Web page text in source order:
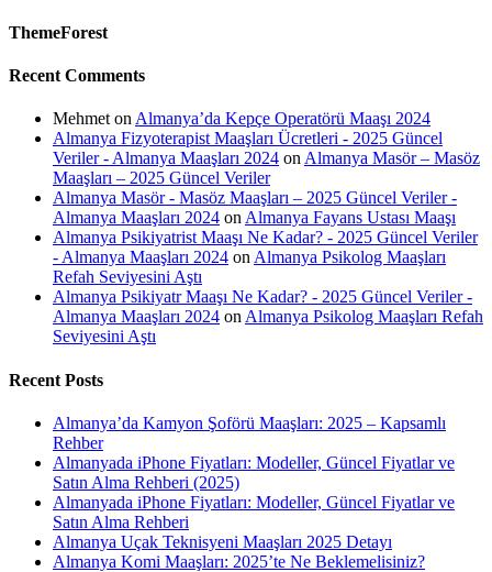
ThemeForest
Recent Comments
Mehmet on Almanya’da Kepçe Operatörü Maaşı 2024
Almanya Fizyoterapist Maaşları Ücretleri - 2025 Güncel
Veriler - Almanya Maaşları 2024 on Almanya Masör – Masöz
Maaşları – 2025 Güncel Veriler
Almanya Masör - Masöz Maaşları – 2025 Güncel Veriler -
Almanya Maaşları 2024 on Almanya Fayans Ustası Maaşı
Almanya Psikiyatrist Maaşı Ne Kadar? - 2025 Güncel Veriler
- Almanya Maaşları 2024 on Almanya Psikolog Maaşları
Refah Seviyesini Aştı
Almanya Psikiyatr Maaşı Ne Kadar? - 2025 Güncel Veriler -
Almanya Maaşları 2024 on Almanya Psikolog Maaşları Refah
Seviyesini Aştı
Recent Posts
Almanya’da Kamyon Şoförü Maaşları: 2025 – Kapsamlı
Rehber
Almanyada iPhone Fiyatları: Modeller, Güncel Fiyatlar ve
Satın Alma Rehberi (2025)
Almanyada iPhone Fiyatları: Modeller, Güncel Fiyatlar ve
Satın Alma Rehberi
Almanya Uçak Teknisyeni Maaşları 2025 Detayı
Almanya Komi Maaşları: 2025’te Ne Beklemelisiniz?